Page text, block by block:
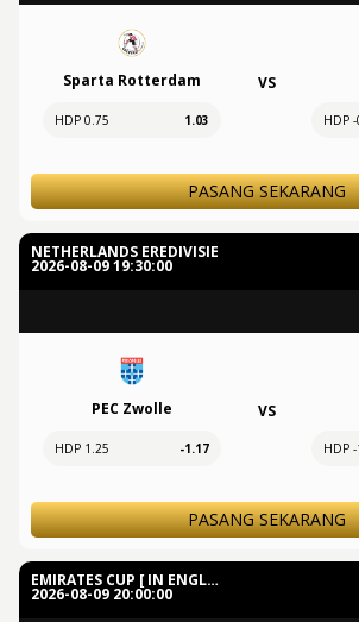
Sparta Rotterdam
HDP 0.75 1.03
VS
HDP
PASANG SEKARANG
NETHERLANDS EREDIVISIE
2026-08-09 19:30:00
PEC Zwolle
HDP 1.25 -1.17
VS
HDP
PASANG SEKARANG
EMIRATES CUP [ IN ENGLAND ]
2026-08-09 20:00:00